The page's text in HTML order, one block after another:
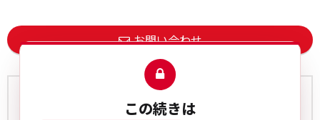
この続きは
お問い合わせ